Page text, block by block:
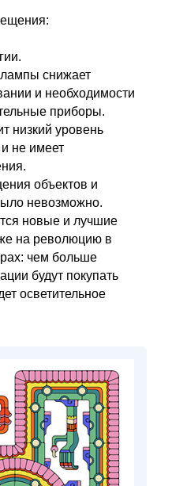
снижает
и необходимости
приборы.
низкий уровень
не имеет
объектов и
невозможно.
новые и лучшие
на революцию в
чем больше
будут покупать
осветительное